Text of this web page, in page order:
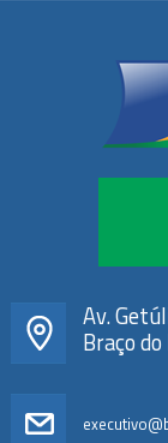
Av.
Braço